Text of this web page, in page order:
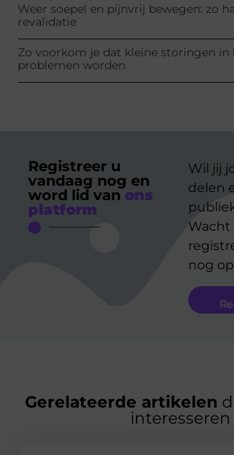
Weer soepel en pijnvrij bewegen: zo
revalidatie
Zo voorkom je dat kleine storingen in
problemen worden
Registreer u
vandaag nog en
word lid van ons
platform
Wil jij
delen
Wacht
nog
Gerelateerde artikelen
interesseren